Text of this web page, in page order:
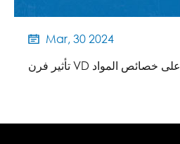

Mar, 30 2024
تأثير فرن VD على خصائص المواد